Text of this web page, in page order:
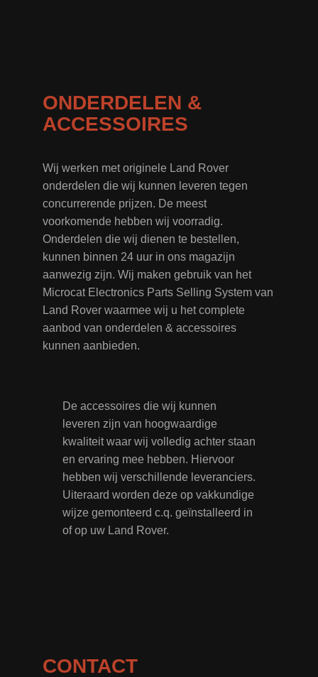
ONDERDELEN &
ACCESSOIRES
Wij werken met originele Land Rover
onderdelen die wij kunnen leveren tegen
concurrerende prijzen. De meest
voorkomende hebben wij voorradig.
Onderdelen die wij dienen te bestellen,
kunnen binnen 24 uur in ons magazijn
aanwezig zijn. Wij maken gebruik van het
Microcat Electronics Parts Selling System van
Land Rover waarmee wij u het complete
aanbod van onderdelen & accessoires
kunnen aanbieden.
De accessoires die wij kunnen
leveren zijn van hoogwaardige
kwaliteit waar wij volledig achter staan
en ervaring mee hebben. Hiervoor
hebben wij verschillende leveranciers.
Uiteraard worden deze op vakkundige
wijze gemonteerd c.q. geïnstalleerd in
of op uw Land Rover.
CONTACT